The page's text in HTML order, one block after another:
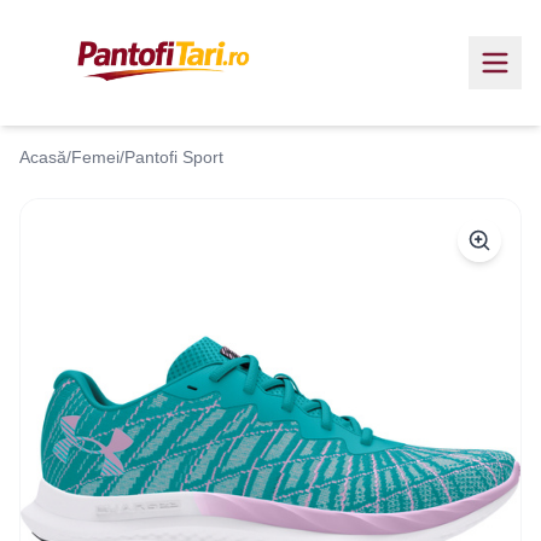
Acasă/Femei/Pantofi Sport